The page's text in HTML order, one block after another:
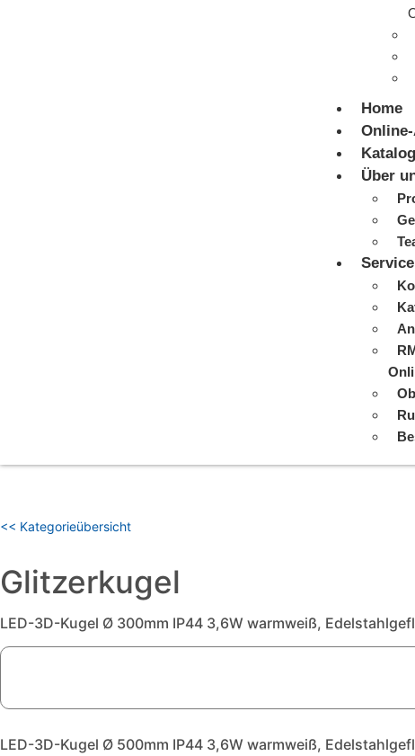
Home
Über
Service
<< Kategorieübersicht
Glitzerkugel
LED-3D-Kugel Ø 300mm IP44 3,6W warmweiß,
LED-3D-Kugel Ø 500mm IP44 3,6W warmweiß,